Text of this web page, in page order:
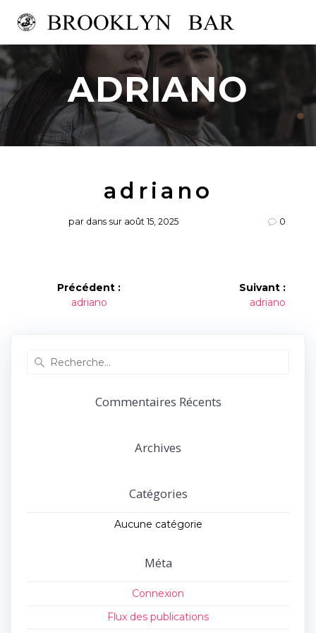
au
ADRIANO
adriano
par dans sur août 15, 2025 0
Navigation
Précédent :
Article
adriano
Suivant :
Article
adriano
Commentaires Récents
Archives
Catégories
Aucune catégorie
Méta
Connexion
Flux des publications